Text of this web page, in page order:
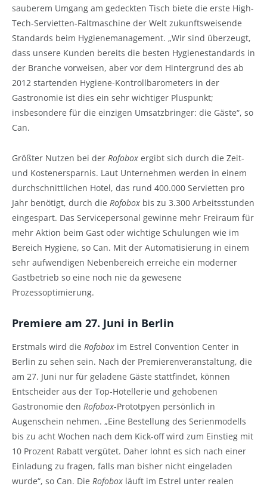
sauberem Umgang am gedeckten Tisch biete die erste High-
Tech-Servietten-Faltmaschine der Welt zukunftsweisende
Standards beim Hygienemanagement. „Wir sind überzeugt,
dass unsere Kunden bereits die besten Hygienestandards in
der Branche vorweisen, aber vor dem Hintergrund des ab
2012 startenden Hygiene-Kontrollbarometers in der
Gastronomie ist dies ein sehr wichtiger Pluspunkt;
insbesondere für die einzigen Umsatzbringer: die Gäste“, so
Can.
Größter Nutzen bei der Rofobox ergibt sich durch die Zeit-
und Kostenersparnis. Laut Unternehmen werden in einem
durchschnittlichen Hotel, das rund 400.000 Servietten pro
Jahr benötigt, durch die Rofobox bis zu 3.300 Arbeitsstunden
eingespart. Das Servicepersonal gewinne mehr Freiraum für
mehr Aktion beim Gast oder wichtige Schulungen wie im
Bereich Hygiene, so Can. Mit der Automatisierung in einem
sehr aufwendigen Nebenbereich erreiche ein moderner
Gastbetrieb so eine noch nie da gewesene
Prozessoptimierung.
Premiere am 27. Juni in Berlin
Erstmals wird die Rofobox im Estrel Convention Center in
Berlin zu sehen sein. Nach der Premierenveranstaltung, die
am 27. Juni nur für geladene Gäste stattfindet, können
Entscheider aus der Top-Hotellerie und gehobenen
Gastronomie den Rofobox-Prototpyen persönlich in
Augenschein nehmen. „Eine Bestellung des Serienmodells
bis zu acht Wochen nach dem Kick-off wird zum Einstieg mit
10 Prozent Rabatt vergütet. Daher lohnt es sich nach einer
Einladung zu fragen, falls man bisher nicht eingeladen
wurde“, so Can. Die Rofobox läuft im Estrel unter realen